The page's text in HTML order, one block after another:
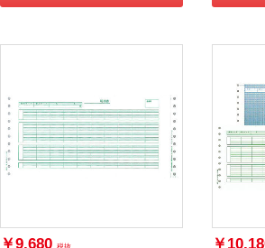
￥9,680 ￥